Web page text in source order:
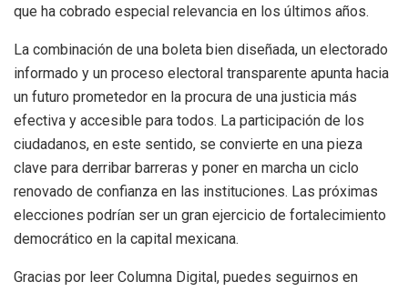
que ha cobrado especial relevancia en los últimos años.
La combinación de una boleta bien diseñada, un electorado
informado y un proceso electoral transparente apunta hacia
un futuro prometedor en la procura de una justicia más
efectiva y accesible para todos. La participación de los
ciudadanos, en este sentido, se convierte en una pieza
clave para derribar barreras y poner en marcha un ciclo
renovado de confianza en las instituciones. Las próximas
elecciones podrían ser un gran ejercicio de fortalecimiento
democrático en la capital mexicana.
Gracias por leer Columna Digital, puedes seguirnos en